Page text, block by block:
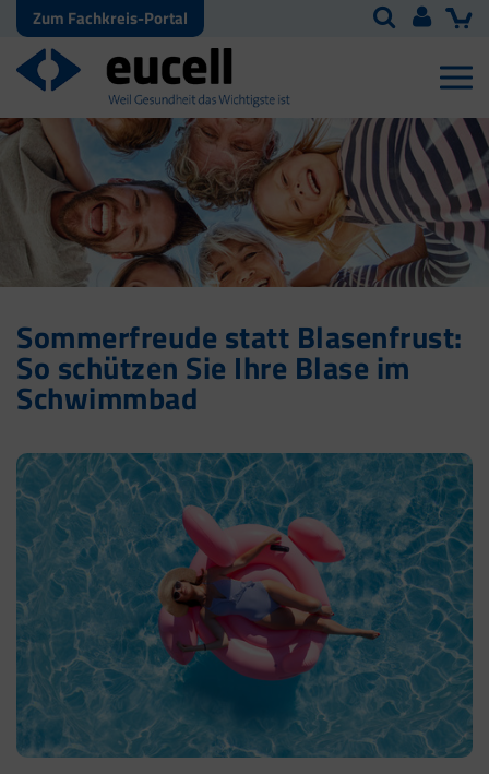
Zum Fachkreis-Portal
Sommerfreude statt Blasenfrust:
So schützen Sie Ihre Blase im
Schwimmbad